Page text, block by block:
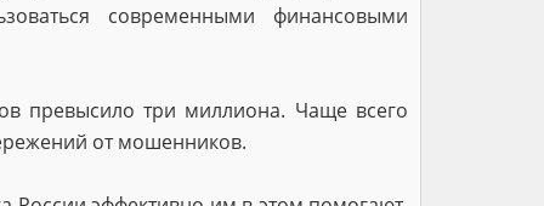
современными финансовыми
превысило три миллиона. Чаще всего
от мошенников.